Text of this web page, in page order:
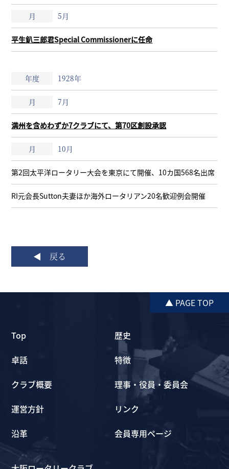
5月
平生釟三郎君Special Commissionerに任命
1928年
7月
満州を含めわずか7クラブにて、第70区創設承認
10月
第2回太平洋ロータリー大会を東京にて開催、10カ国568名出席
RI元会長Sutton夫妻ほか海外ロータリアン20名歓迎例会開催
戻る
▲ PAGE TOP
Top
卓話
クラブ概要
運営方針
沿革
歴史
特徴
理事・役員・委員会
リンク
会員専用ページ